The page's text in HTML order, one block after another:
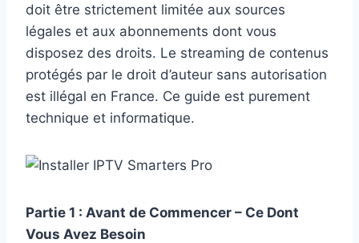
doit être strictement limitée aux sources
légales et aux abonnements dont vous
disposez des droits. Le streaming de contenus
protégés par le droit d’auteur sans autorisation
est illégal en France. Ce guide est purement
technique et informatique.
Partie 1 : Avant de Commencer – Ce Dont
Vous Avez Besoin